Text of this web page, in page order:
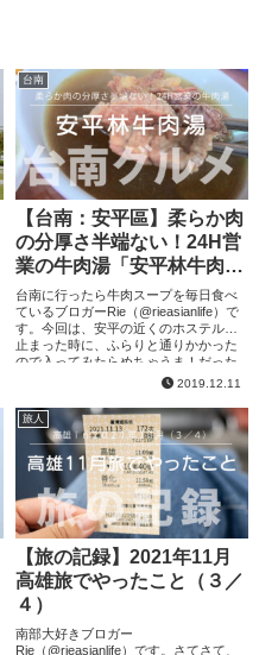
台南
【台南：安平區】柔らか肉
の分厚さ半端ない！24H営
業の牛肉湯「安平林牛肉
湯」
台南に行ったら牛肉スープを毎日食べ
ているブロガーRie（@rieasianlife）で
す。今回は、安平の近くのホステルに
止まった時に、ふらりと通りかかった
ので入ってみたらめちゃうま！だった
そんな牛肉スープのお店をご紹介しま
2019.12.11
旅人
【旅の記録】2021年11月
高雄旅でやったこと（３／
４）
南部大好きブロガー
Rie（@rieasianlife）です。さてさて、